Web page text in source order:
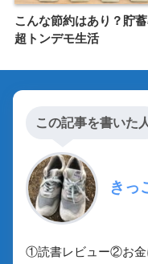
こんな節約はあり？貯
超トンデモ生活
この記事を書いた
きっ
①読書レビュー②お金